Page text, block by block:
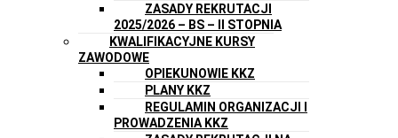
ZASADY REKRUTACJI
2025/2026 – BS – II STOPNIA
KWALIFIKACYJNE KURSY
ZAWODOWE
OPIEKUNOWIE KKZ
PLANY KKZ
REGULAMIN ORGANIZACJI I
PROWADZENIA KKZ